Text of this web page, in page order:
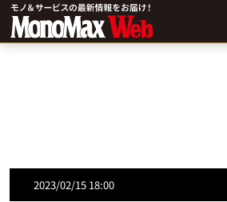
2023/02/15 18:00